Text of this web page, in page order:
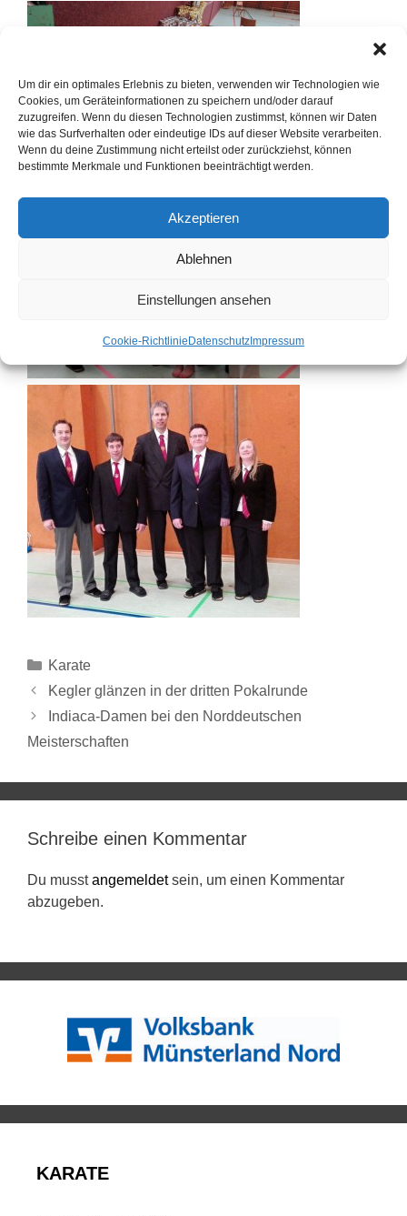
Um dir ein optimales Erlebnis zu bieten, verwenden wir Technologien wie
Cookies, um Geräteinformationen zu speichern und/oder darauf
zuzugreifen. Wenn du diesen Technologien zustimmst, können wir Daten
wie das Surfverhalten oder eindeutige IDs auf dieser Website verarbeiten.
Wenn du deine Zustimmung nicht erteilst oder zurückziehst, können
bestimmte Merkmale und Funktionen beeinträchtigt werden.
Akzeptieren
Ablehnen
Einstellungen ansehen
Cookie-Richtlinie Datenschutz Impressum
Karate
Kegler glänzen in der dritten Pokalrunde
Indiaca-Damen bei den Norddeutschen
Meisterschaften
Schreibe einen Kommentar
Du musstangemeldetsein, um einen Kommentar
abzugeben.
KARATE